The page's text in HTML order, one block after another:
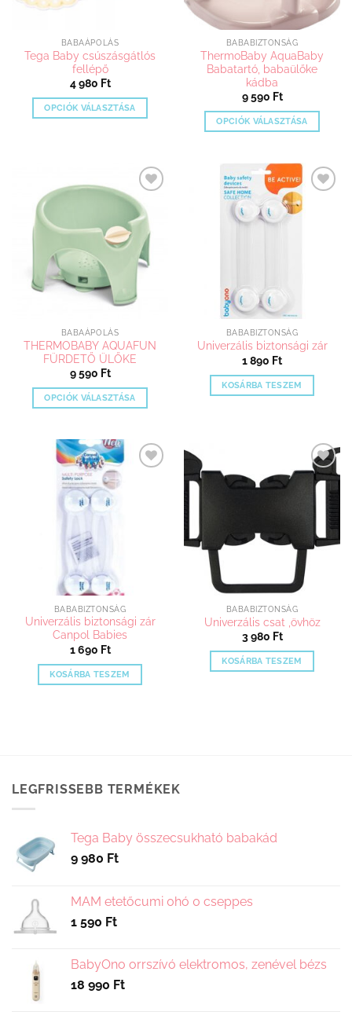
BABAÁPOLÁS
Tega Baby csúszásgátlós
fellépő
4 980 Ft
OPCIÓK VÁLASZTÁSA
variációja
A
változatok
a
termékoldalon
választhatók
BABABIZTONSÁG
ThermoBaby AquaBaby
Babatartó, babaülőke
kádba
9 590 Ft
OPCIÓK VÁLASZTÁSA
terméknek
több
variációja
van.
termékoldalon
választhatók
ki
Kedvenceimhez
adom
BABAÁPOLÁS
THERMOBABY AQUAFUN
FÜRDETŐ ÜLŐKE
9 590 Ft
OPCIÓK VÁLASZTÁSA
terméknek
több
variációja
van.
változatok
a
választhatók
ki
Kedvenceimhez
adom
BABABIZTONSÁG
Univerzális biztonsági zár
1 890 Ft
KOSÁRBA TESZEM
Kedvenceimhez
adom
BABABIZTONSÁG
Univerzális biztonsági zár
Canpol Babies
1 690 Ft
KOSÁRBA TESZEM
Kedvenceimhez
adom
BABABIZTONSÁG
Univerzális csat ,övhöz
3 980 Ft
KOSÁRBA TESZEM
LEGFRISSEBB TERMÉKEK
Tega Baby összecsukható babakád
9 980 Ft
MAM etetőcumi 0hó 0 cseppes
1 590 Ft
BabyOno orrszívó elektromos, zenével bézs
18 990 Ft